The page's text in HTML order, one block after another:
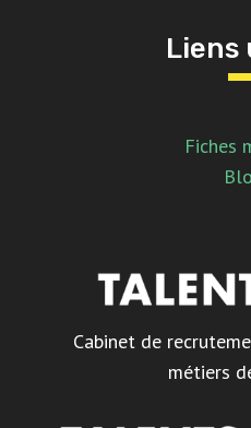
Liens
Fiches
Cabinet de
métiers